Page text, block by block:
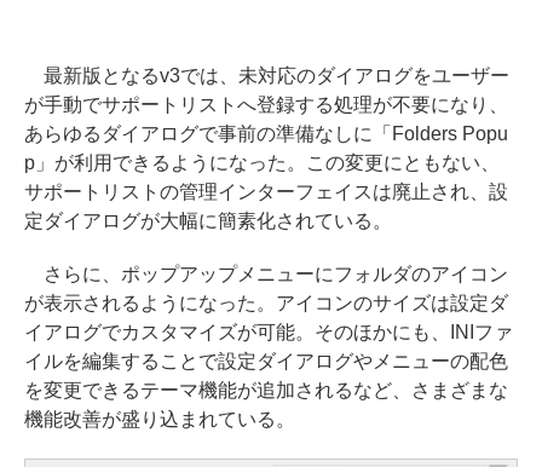
最新版となるv3では、未対応のダイアログをユーザー
が手動でサポートリストへ登録する処理が不要になり、
あらゆるダイアログで事前の準備なしに「Folders Popu
p」が利用できるようになった。この変更にともない、
サポートリストの管理インターフェイスは廃止され、設
定ダイアログが大幅に簡素化されている。
さらに、ポップアップメニューにフォルダのアイコン
が表示されるようになった。アイコンのサイズは設定ダ
イアログでカスタマイズが可能。そのほかにも、INIファ
イルを編集することで設定ダイアログやメニューの配色
を変更できるテーマ機能が追加されるなど、さまざまな
機能改善が盛り込まれている。